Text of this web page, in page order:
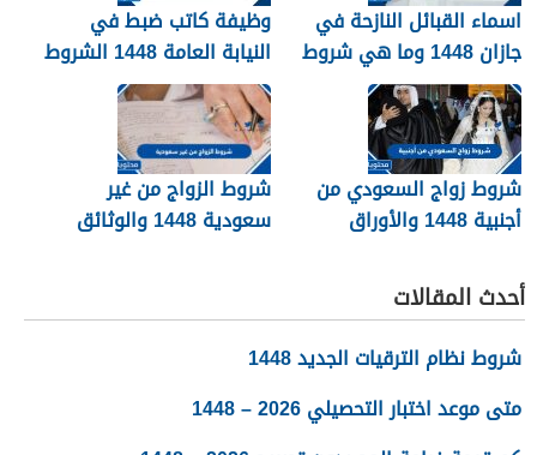
اسماء القبائل النازحة في
جازان 1448 وما هي شروط
تجنيسها
وظيفة كاتب ضبط في
النيابة العامة 1448 الشروط
وطريقة التقديم
شروط زواج السعودي من
أجنبية 1448 والأوراق
شروط الزواج من غير
سعودية 1448 والوثائق
أحدث المقالات
شروط نظام الترقيات الجديد 1448
متى موعد اختبار التحصيلي 2026 – 1448